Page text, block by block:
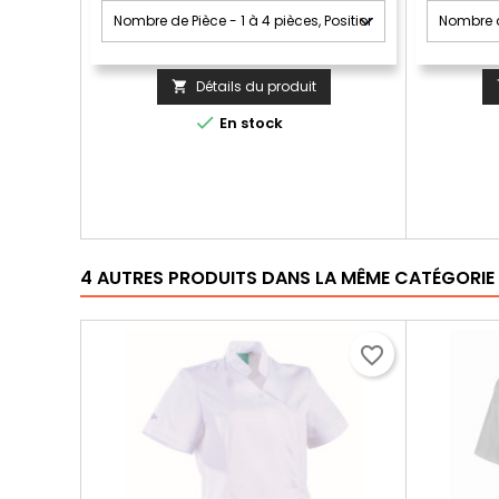
 Détails du produit
 En stock
4 AUTRES PRODUITS DANS LA MÊME CATÉGORIE
favorite_border